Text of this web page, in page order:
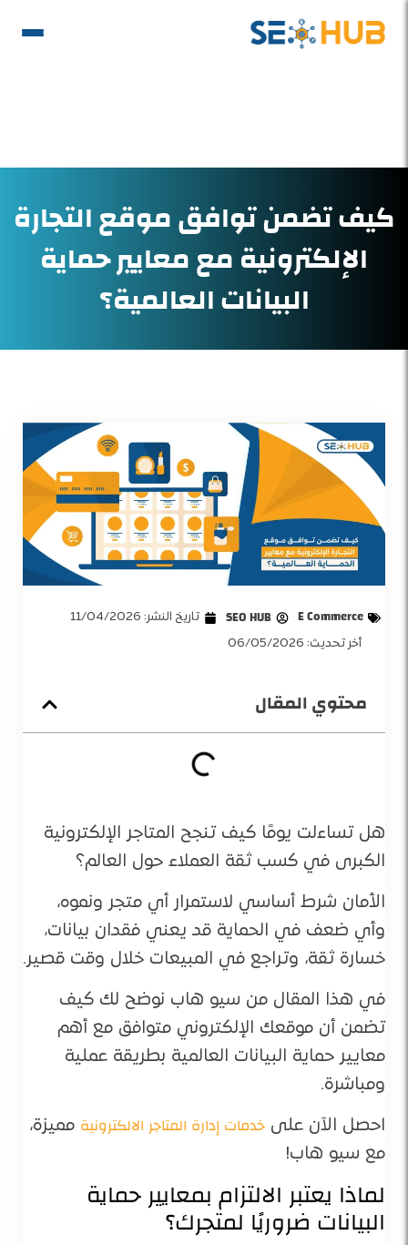
كيف تضمن توافق موقع التجارة
الإلكترونية مع معايير حماية
البيانات العالمية؟
E Commerce
SEO HUB تاريخ النشر: 11/04/2026
أخر تحديث: 06/05/2026
محتوي المقال
هل تساءلت يومًا كيف تنجح المتاجر الإلكترونية
الكبرى في كسب ثقة العملاء حول العالم؟
الأمان شرط أساسي لاستمرار أي متجر ونموه،
وأي ضعف في الحماية قد يعني فقدان بيانات،
خسارة ثقة، وتراجع في المبيعات خلال وقت قصير.
في هذا المقال من سيو هاب نوضح لك كيف
تضمن أن موقعك الإلكتروني متوافق مع أهم
معايير حماية البيانات العالمية بطريقة عملية
ومباشرة.
احصل الآن على خدمات إدارة المتاجر الالكترونية مميزة،
مع سيو هاب!
لماذا يعتبر الالتزام بمعايير حماية
البيانات ضروريًا لمتجرك؟